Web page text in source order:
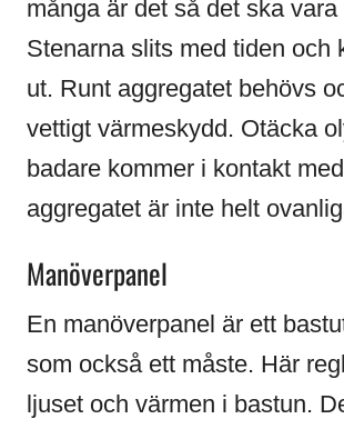
många är det så det ska
Stenarna slits med tiden och
ut. Runt aggregatet behövs
vettigt värmeskydd. Otäcka
badare kommer i kontakt
aggregatet är inte helt
Manöverpanel
En manöverpanel är ett
som också ett måste. Här
ljuset och värmen i bastun.